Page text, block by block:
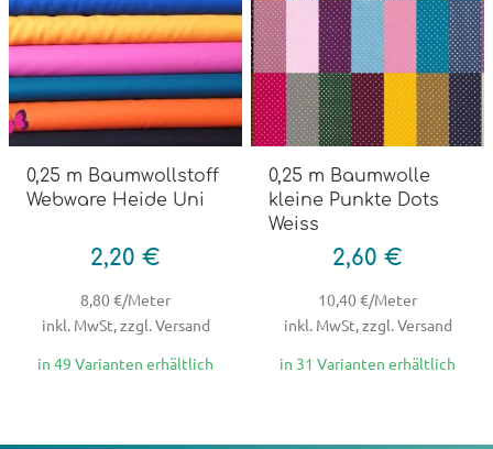
0,25 m Baumwollstoff
Webware Heide Uni
2,20 €
8,80 €/Meter
inkl. MwSt, zzgl. Versand
in 49 Varianten erhältlich
0,25 m Baumwolle
kleine Punkte Dots
Weiss
2,60 €
10,40 €/Meter
inkl. MwSt, zzgl. Versand
in 31 Varianten erhältlich